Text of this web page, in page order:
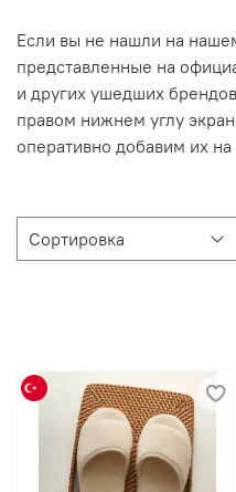
Если вы не нашли на
представленные на
и других ушедших
правом нижнем углу
оперативно добавим их